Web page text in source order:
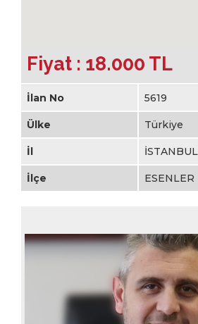
Fiyat : 18.000 TL
İlan No 5619
Ülke Türkiye
İl İSTANBUL
İlçe ESENLER